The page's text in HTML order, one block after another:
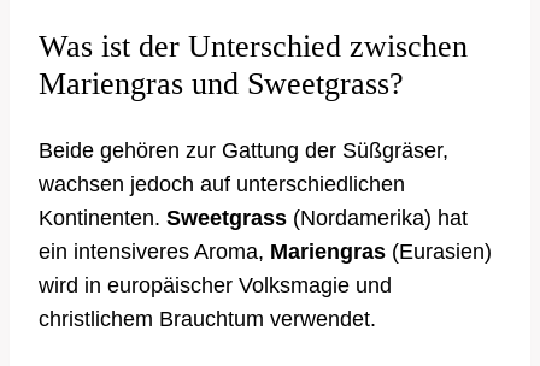
Was ist der Unterschied zwischen
Mariengras und Sweetgrass?
Beide gehören zur Gattung der Süßgräser,
wachsen jedoch auf unterschiedlichen
Kontinenten. Sweetgrass (Nordamerika) hat
ein intensiveres Aroma, Mariengras (Eurasien)
wird in europäischer Volksmagie und
christlichem Brauchtum verwendet.